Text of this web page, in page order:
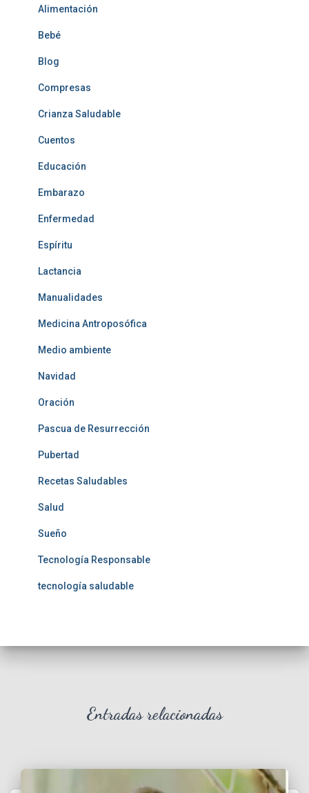
Alimentación
Bebé
Blog
Compresas
Crianza Saludable
Cuentos
Educación
Embarazo
Enfermedad
Espíritu
Lactancia
Manualidades
Medicina Antroposófica
Medio ambiente
Navidad
Oración
Pascua de Resurrección
Pubertad
Recetas Saludables
Salud
Sueño
Tecnología Responsable
tecnología saludable
Entradas relacionadas